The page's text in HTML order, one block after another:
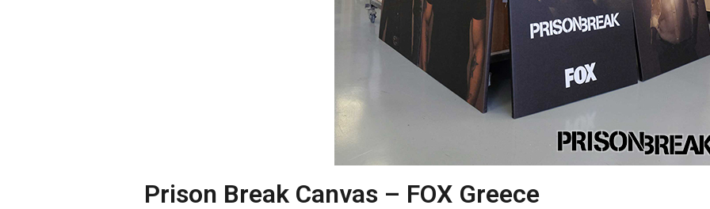
Prison Break Canvas – FOX Greece